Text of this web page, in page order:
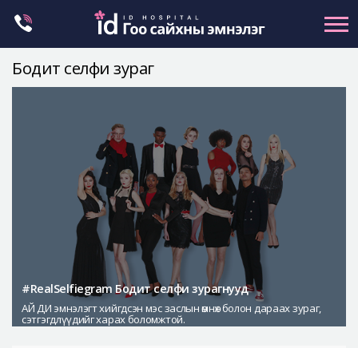
Ботокс , филлер
Галбиржуулах
Let Me In
Бодит селфи зураг
#RealSelfiegram Бодит селфи зурагнууд
АЙ ДИ эмнэлэгт хийгдсэн мэс заслын өмнөх болон дараах зураг,
сэтгэгдлүүдийг харах боломжтой.